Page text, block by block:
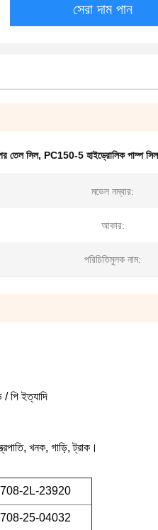
সেরা দাম পান
তেল সিল, PC150-5 হাইড্রোলিক পাম্প সিল
মডেল নম্বার:
আকার:
পরিচিতিমুলক নাম:
/ পি ইত্যাদি
খনক, গাড়ি, ট্রাক।
708-2L-23920
708-25-04032